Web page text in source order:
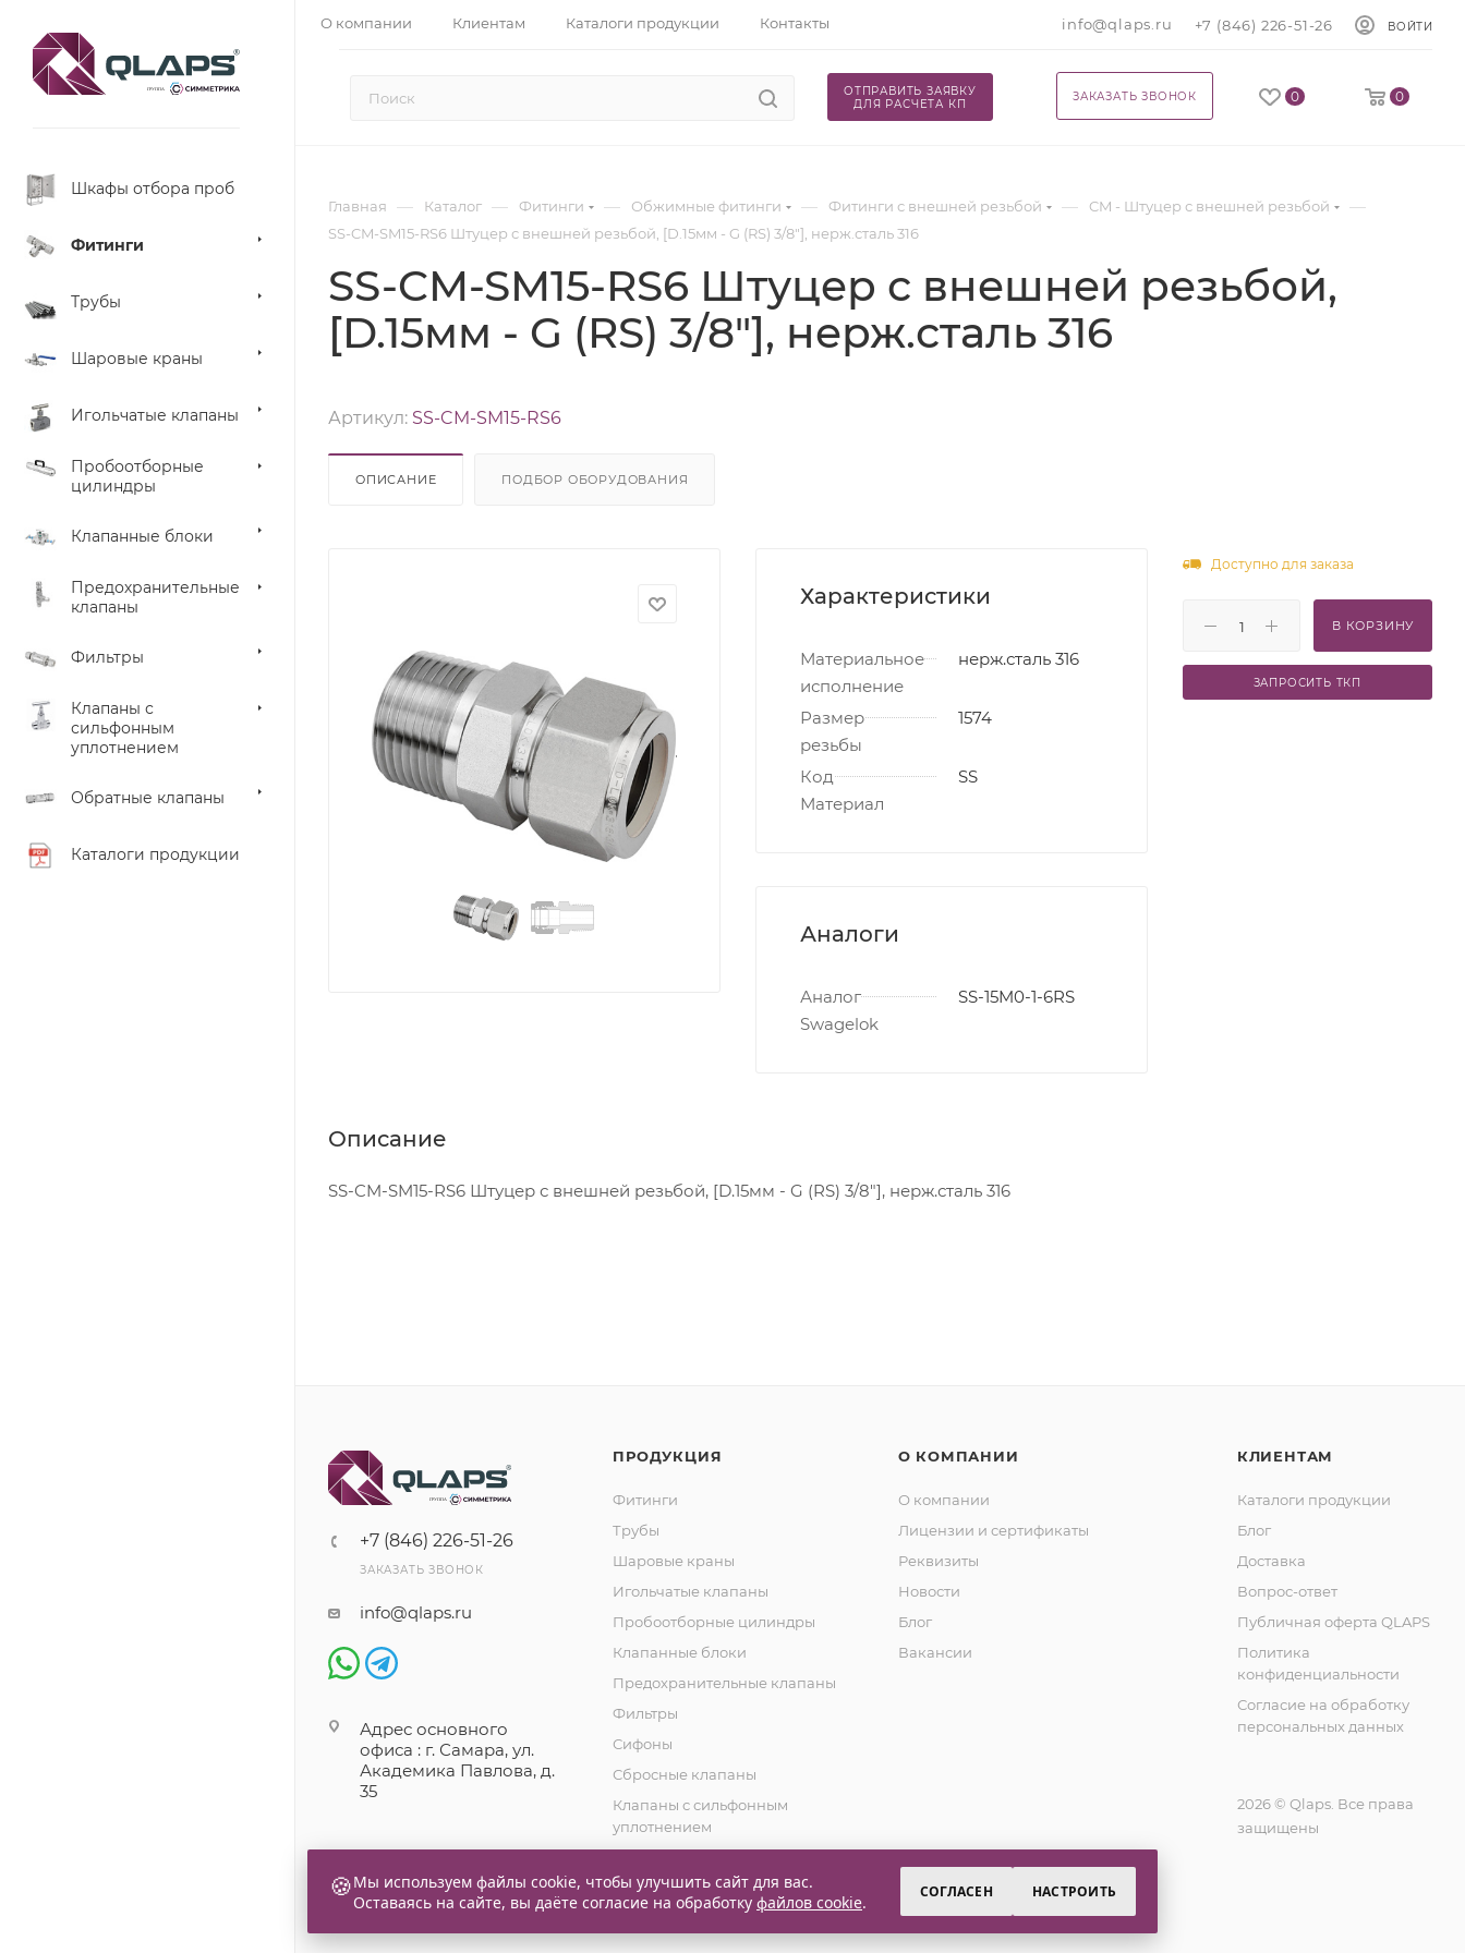
О компании Клиентам Каталоги продукции Контакты info@qlaps.ru +7 (846) 226-51-26 ВОЙТИ
0 0
ЗАКАЗАТЬ ЗВОНОК
ОТПРАВИТЬ ЗАЯВКУ
ДЛЯ РАСЧЕТА КП
Шкафы отбора проб
Фитинги
Трубы
Шаровые краны
Игольчатые клапаны
Пробоотборные
цилиндры
Клапанные блоки
Предохранительные
клапаны
Фильтры
Клапаны с
сильфонным
уплотнением
Обратные клапаны
Каталоги продукции
Главная — Каталог — Фитинги — Обжимные фитинги — Фитинги с внешней резьбой — CM - Штуцер с внешней резьбой —
SS-CM-SM15-RS6 Штуцер с внешней резьбой, [D.15мм - G (RS) 3/8"], нерж.сталь 316
SS-CM-SM15-RS6 Штуцер с внешней резьбой,
[D.15мм - G (RS) 3/8"], нерж.сталь 316
Артикул: SS-CM-SM15-RS6
ОПИСАНИЕ ПОДБОР ОБОРУДОВАНИЯ
Характеристики
Материальное
исполнение
нерж.сталь 316
Размер
резьбы
1574
Код
Материал
SS
Аналоги
Аналог
Swagelok
SS-15M0-1-6RS
Описание
SS-CM-SM15-RS6 Штуцер с внешней резьбой, [D.15мм - G (RS) 3/8"], нерж.сталь 316
Доступно для заказа
В КОРЗИНУ
ЗАПРОСИТЬ ТКП
+7 (846) 226-51-26
ЗАКАЗАТЬ ЗВОНОК
info@qlaps.ru
Адрес основного
офиса : г. Самара, ул.
Академика Павлова, д.
35
ПРОДУКЦИЯ
Фитинги
Трубы
Шаровые краны
Игольчатые клапаны
Пробоотборные цилиндры
Клапанные блоки
Предохранительные клапаны
Фильтры
Сифоны
Сбросные клапаны
Клапаны с сильфонным
уплотнением
О КОМПАНИИ
О компании
Лицензии и сертификаты
Реквизиты
Новости
Блог
Вакансии
КЛИЕНТАМ
Каталоги продукции
Блог
Доставка
Вопрос-ответ
Публичная оферта QLAPS
Политика
конфиденциальности
Согласие на обработку
персональных данных
2026 © Qlaps. Все права
защищены
🍪Мы используем файлы cookie, чтобы улучшить сайт для вас.
Оставаясь на сайте, вы даёте согласие на обработку файлов cookie. СОГЛАСЕН НАСТРОИТЬ